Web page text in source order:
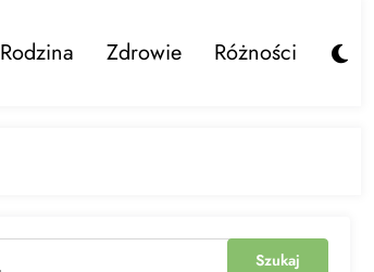
Rodzina Zdrowie Różności